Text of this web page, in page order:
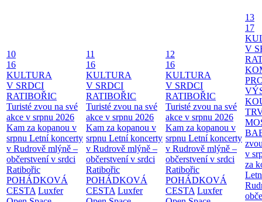
10
16
KULTURA
V SRDCI
RATIBOŘIC
Turisté zvou na své
akce v srpnu 2026
Kam za kopanou v
srpnu Letní koncerty
v Rudrově mlýně –
občerstvení v srdci
Ratibořic
POHÁDKOVÁ
CESTA Luxfer
11
16
KULTURA
V SRDCI
RATIBOŘIC
Turisté zvou na své
akce v srpnu 2026
Kam za kopanou v
srpnu Letní koncerty
v Rudrově mlýně –
občerstvení v srdci
Ratibořic
POHÁDKOVÁ
CESTA Luxfer
12
16
KULTURA
V SRDCI
RATIBOŘIC
Turisté zvou na své
akce v srpnu 2026
Kam za kopanou v
srpnu Letní koncerty
v Rudrově mlýně –
občerstvení v srdci
Ratibořic
POHÁDKOVÁ
CESTA Luxfer
13
17
V
v
za